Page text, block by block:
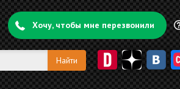
Хочу, чтобы мне перезвонили